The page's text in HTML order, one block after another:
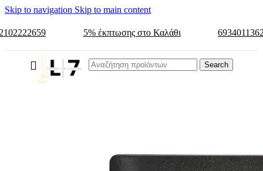
Skip to navigation Skip to main content
5% έκπτωσης στο Καλάθι
Search